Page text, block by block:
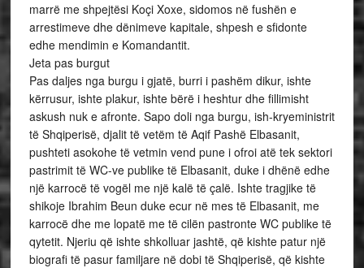
marrë me shpejtësi Koçi Xoxe, sidomos në fushën e
arrestimeve dhe dënimeve kapitale, shpesh e sfidonte
edhe mendimin e Komandantit.
Jeta pas burgut
Pas daljes nga burgu i gjatë, burri i pashëm dikur, ishte
kërrusur, ishte plakur, ishte bërë i heshtur dhe fillimisht
askush nuk e afronte. Sapo doli nga burgu, ish-kryeministrit
të Shqiperisë, djalit të vetëm të Aqif Pashë Elbasanit,
pushteti asokohe të vetmin vend pune i ofroi atë tek sektori
pastrimit të WC-ve publike të Elbasanit, duke i dhënë edhe
një karrocë të vogël me një kalë të çalë. Ishte tragjike të
shikoje Ibrahim Beun duke ecur në mes të Elbasanit, me
karrocë dhe me lopatë me të cilën pastronte WC publike të
qytetit. Njeriu që ishte shkolluar jashtë, që kishte patur një
biografi të pasur familjare në dobi të Shqiperisë, që kishte